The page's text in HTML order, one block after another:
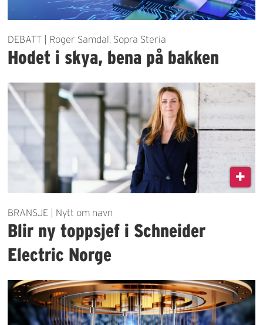
DEBATT | Roger Samdal, Sopra Steria
Hodet i skya, bena på bakken
BRANSJE | Nytt om navn
Blir ny toppsjef i Schneider
Electric Norge